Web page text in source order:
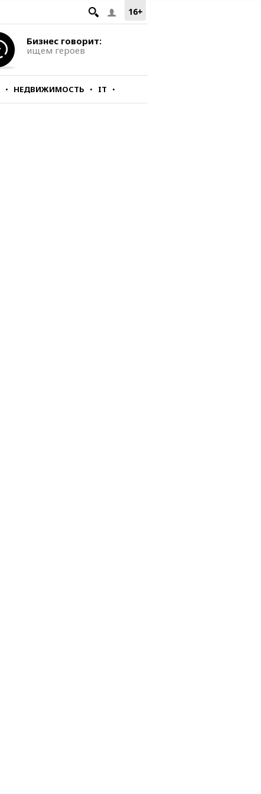
16+
Бизнес говорит:
ищем героев
НЕДВИЖИМОСТЬ IT